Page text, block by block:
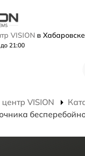
VISION в Хабаровске
21:00
VISION